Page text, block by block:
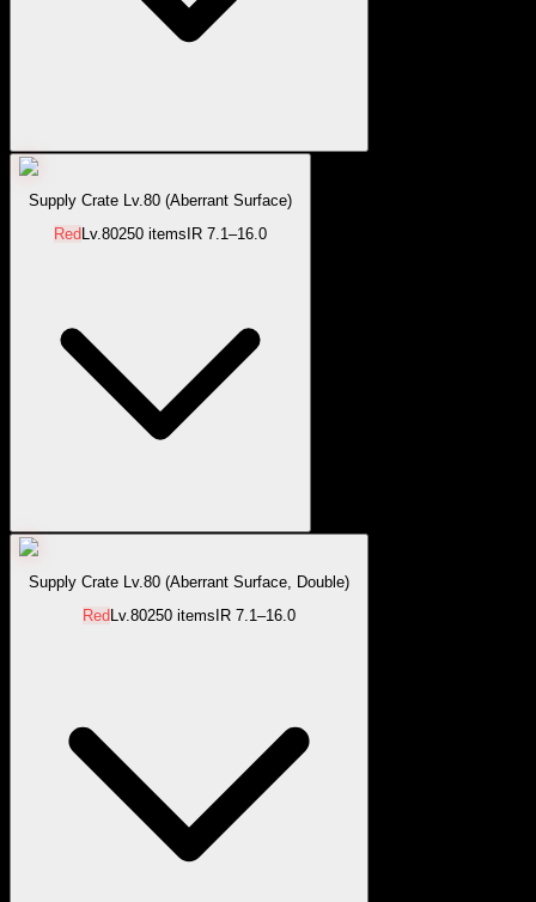
Supply Crate Lv.80 (Aberrant Surface)
Red Lv.80250 items IR 7.1–16.0
Supply Crate Lv.80 (Aberrant Surface, Double)
Red Lv. 80250 items IR 7.1–16.0